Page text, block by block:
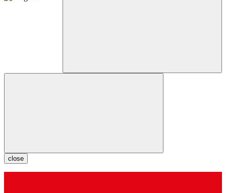
close